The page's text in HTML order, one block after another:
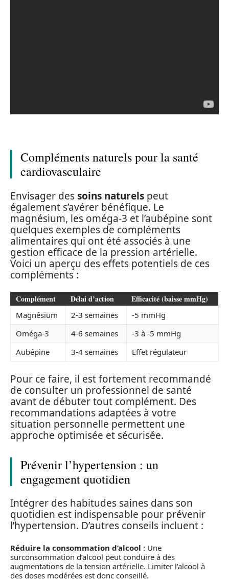
Compléments naturels pour la santé
cardiovasculaire
Envisager dessoins naturels peut
également s’avérer bénéfique. Le
magnésium, les oméga-3 et l’aubépine sont
quelques exemples de compléments
alimentaires qui ont été associés à une
gestion efficace de la pression artérielle.
Voici un aperçu des effets potentiels de ces
compléments :
Complément Délai d’action Efficacité (baisse mmHg)
Magnésium 2-3 semaines
-5 mmHg
Oméga-3
4-6 semaines
-3 à -5 mmHg
Aubépine
3-4 semaines Effet régulateur
Pour ce faire, il est fortement recommandé
de consulter un professionnel de santé
avant de débuter tout complément. Des
recommandations adaptées à votre
situation personnelle permettent une
approche optimisée et sécurisée.
Prévenir l’hypertension : un
engagement quotidien
Intégrer des habitudes saines dans son
quotidien est indispensable pour prévenir
l’hypertension. D’autres conseils incluent :
Réduire la consommation d’alcool : Une
surconsommation d’alcool peut conduire à des
augmentations de la tension artérielle. Limiter l’alcool à
des doses modérées est donc conseillé.